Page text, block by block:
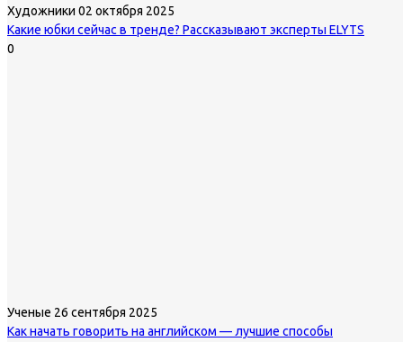
Художники 02 октября 2025
Какие юбки сейчас в тренде? Рассказывают эксперты ELYTS
0
Ученые 26 сентября 2025
Как начать говорить на английском — лучшие способы